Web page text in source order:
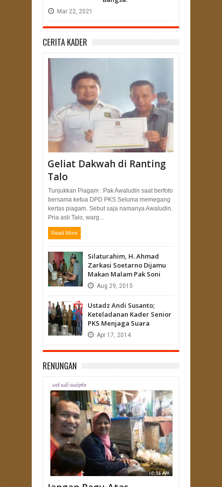
Mar 22, 2021
CERITA KADER
Geliat Dakwah di Ranting
Talo
Tunjukkan Piagam : Pak Awaludin saat berfoto
bersama ketua DPD PKS Seluma memegang
kertas piagam. Sebut saja namanya Awaludin.
Pria asli Talo, warg...
Read More
Silaturahim, H. Ahmad
Zarkasi Soetarno Dijamu
Makan Malam Pak Soni
Aug 29, 2015
Ustadz Andi Susanto;
Keteladanan Kader Senior
PKS Menjaga Suara
Apr 17, 2014
RENUNGAN